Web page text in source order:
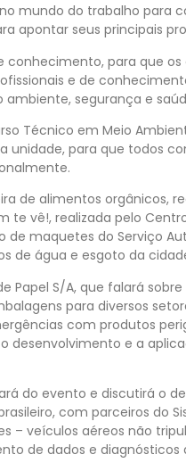
mundo do trabalho para
apontar seus principais
para que
e de
segurança e
Técnico em Meio
unidade, para que todos
de alimentos orgânicos,
te vê!, realizada pelo
de maquetes do Serviço
de água e esgoto da
Papel S/A, que falará
para diversos
com produtos
desenvolvimento e a
do evento e discutirá o
com parceiros do
– veículos aéreos não
de dados e diagnósticos